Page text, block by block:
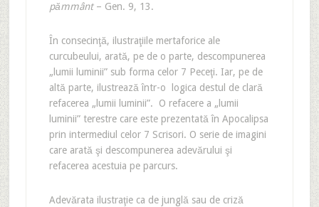
pămmânt– Gen. 9, 13.
În consecinţă, ilustraţiile mertaforice ale
curcubeului, arată, pe de o parte, descompunerea
„lumii luminii” sub forma celor 7 Peceţi. Iar, pe de
altă parte, ilustrează într-o logica destul de clară
refacerea „lumii luminii”. O refacere a „lumii
luminii” terestre care este prezentată în Apocalipsa
prin intermediul celor 7 Scrisori. O serie de imagini
care arată şi descompunerea adevărului şi
refacerea acestuia pe parcurs.
Adevărata ilustraţie ca de junglă sau de criză